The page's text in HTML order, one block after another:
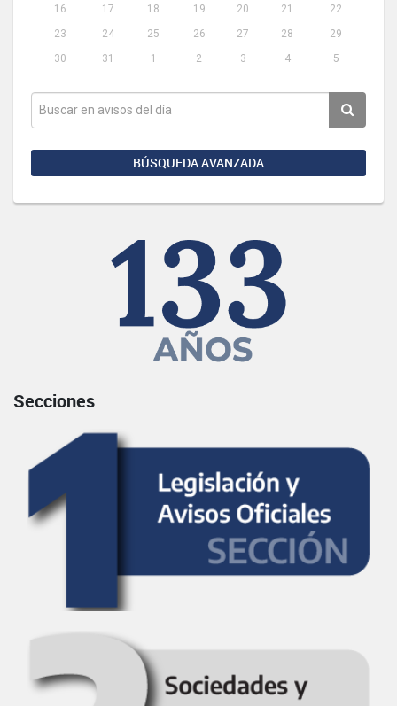
16
17 18 19 20 21
22
23
24 25 26 27 28
29
30
31 1 2 3 4 5
BÚSQUEDA AVANZADA
Secciones